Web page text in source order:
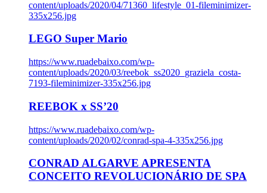
content/uploads/2020/04/71360_lifestyle_01-fileminimizer-
335x256.jpg
LEGO Super Mario
https://www.ruadebaixo.com/wp-
content/uploads/2020/03/reebok_ss2020_graziela_costa-
7193-fileminimizer-335x256.jpg
REEBOK x SS’20
https://www.ruadebaixo.com/wp-
content/uploads/2020/02/conrad-spa-4-335x256.jpg
CONRAD ALGARVE APRESENTA
CONCEITO REVOLUCIONÁRIO DE SPA